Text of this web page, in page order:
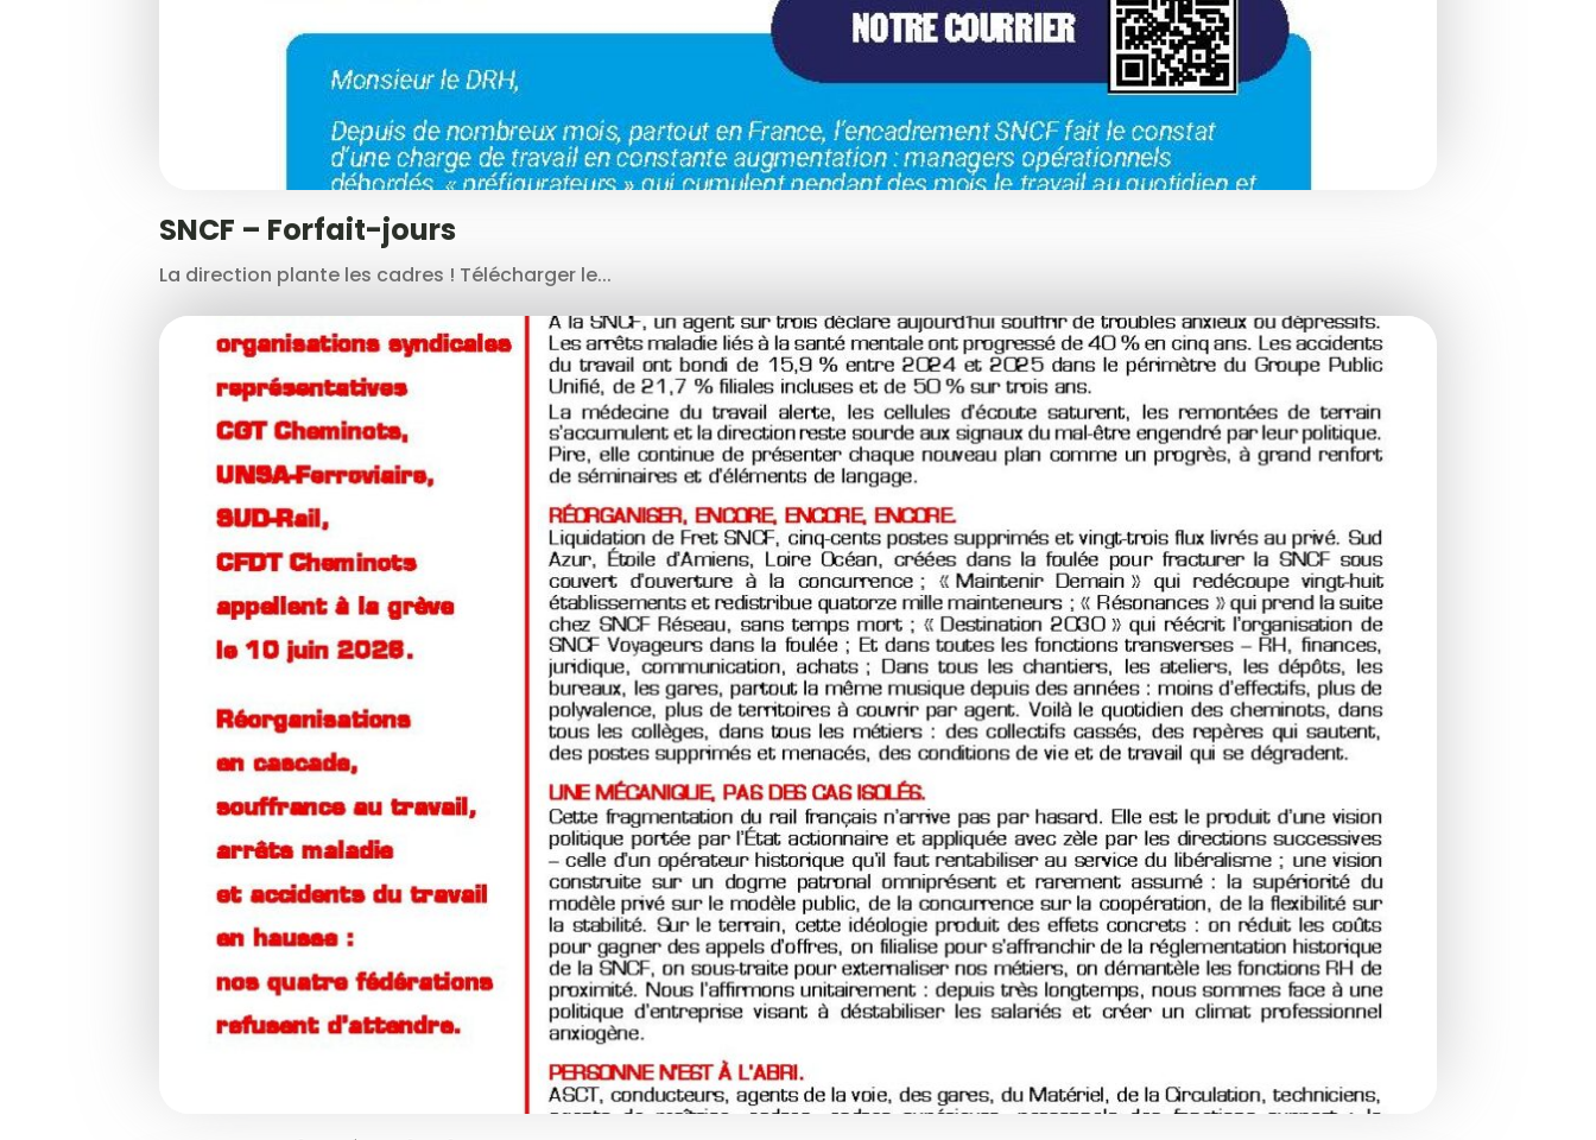
SNCF – Forfait-jours
La direction plante les cadres ! Télécharger le...